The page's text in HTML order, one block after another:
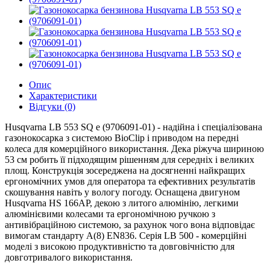
Опис
Характеристики
Відгуки (0)
Husqvarna LB 553 SQ e (9706091-01) - надійна і спеціалізована
газонокосарка з системою BioClip і приводом на передні
колеса для комерційного використання. Дека ріжуча шириною
53 см робить її підходящим рішенням для середніх і великих
площ. Конструкція зосереджена на досягненні найкращих
ергономічних умов для оператора та ефективних результатів
скошування навіть у вологу погоду. Оснащена двигуном
Husqvarna HS 166AP, декою з литого алюмінію, легкими
алюмінієвими колесами та ергономічною ручкою з
антивібраційною системою, за рахунок чого вона відповідає
вимогам стандарту A(8) EN836. Серія LB 500 - комерційні
моделі з високою продуктивністю та довговічністю для
довготривалого використання.